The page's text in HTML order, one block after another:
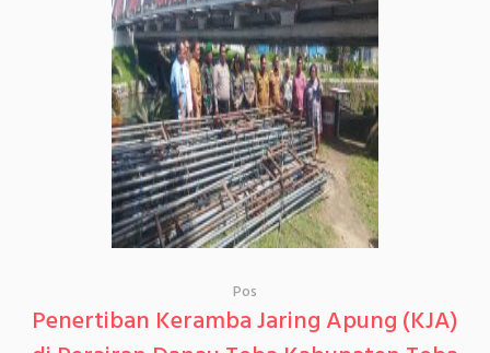
Pos
Penertiban Keramba Jaring Apung (KJA)